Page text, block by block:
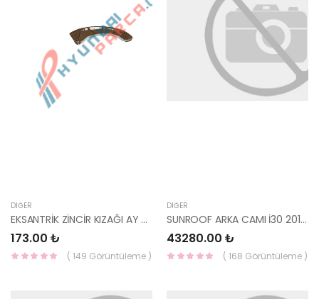
DIĞER
EKSANTRİK ZİNCİR KIZAĞI AY ERA GETZ İ30 İ20 BLUE CEED RİO DİZEL 24386-2A000-HMC
173.00 ₺
( 149 Görüntüleme )
DIĞER
SUNROOF ARKA CAMI İ30 2012- 81616-A6000-HMC
43280.00 ₺
( 168 Görüntüleme )